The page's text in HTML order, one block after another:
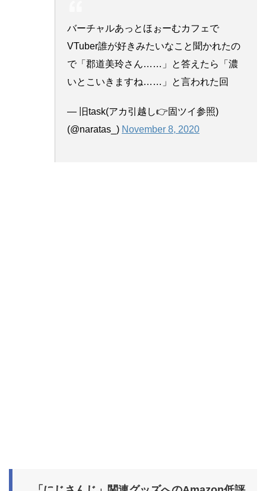
バーチャルあっとほぉーむカフェで
VTuber誰が好きみたいなこと聞かれたの
で「郡道美玲さん……」と答えたら「濃
いとこいきますね……」と言われた回
— 旧task(アカ引越し👉固ツイ参照)
(@naratas_) November 8, 2020